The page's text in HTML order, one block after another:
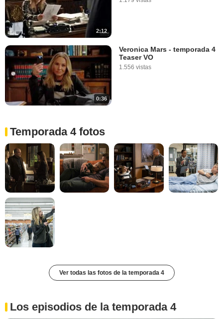
2:12
0:36
Veronica Mars - temporada 4
Teaser VO
1.556 vistas
Temporada 4 fotos
Ver todas las fotos de la temporada 4
Los episodios de la temporada 4